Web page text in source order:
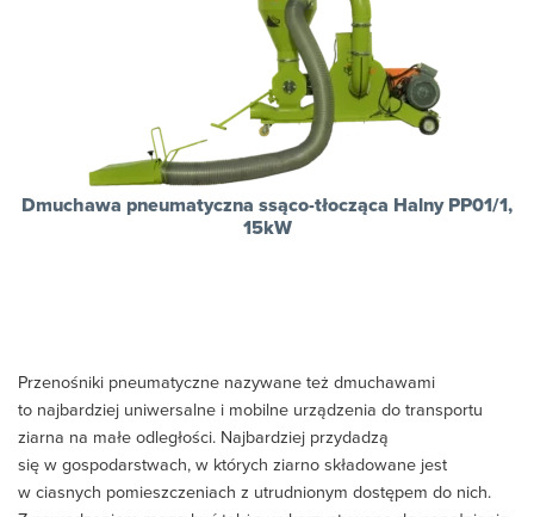
Dmuchawa pneumatyczna ssąco-tłocząca Halny PP01/1,
15kW
Przenośniki pneumatyczne nazywane też dmuchawami
to najbardziej uniwersalne i mobilne urządzenia do transportu
ziarna na małe odległości. Najbardziej przydadzą
się w gospodarstwach, w których ziarno składowane jest
w ciasnych pomieszczeniach z utrudnionym dostępem do nich.